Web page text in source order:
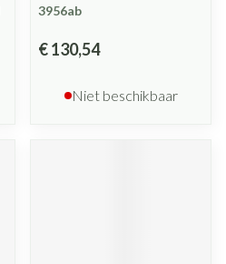
3956ab
€ 130,54
Niet beschikbaar